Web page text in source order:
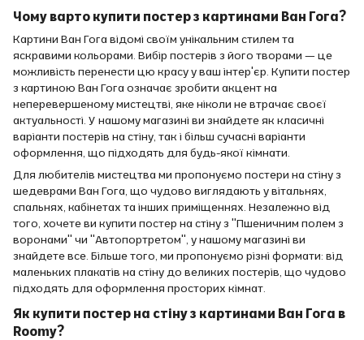
Чому варто купити постер з картинами Ван Гога?
Картини Ван Гога відомі своїм унікальним стилем та
яскравими кольорами. Вибір постерів з його творами — це
можливість перенести цю красу у ваш інтер'єр. Купити постер
з картиною Ван Гога означає зробити акцент на
неперевершеному мистецтві, яке ніколи не втрачає своєї
актуальності. У нашому магазині ви знайдете як класичні
варіанти постерів на стіну, так і більш сучасні варіанти
оформлення, що підходять для будь-якої кімнати.
Для любителів мистецтва ми пропонуємо постери на стіну з
шедеврами Ван Гога, що чудово виглядають у вітальнях,
спальнях, кабінетах та інших приміщеннях. Незалежно від
того, хочете ви купити постер на стіну з "Пшеничним полем з
воронами" чи "Автопортретом", у нашому магазині ви
знайдете все. Більше того, ми пропонуємо різні формати: від
маленьких плакатів на стіну до великих постерів, що чудово
підходять для оформлення просторих кімнат.
Як купити постер на стіну з картинами Ван Гога в
Roomy?